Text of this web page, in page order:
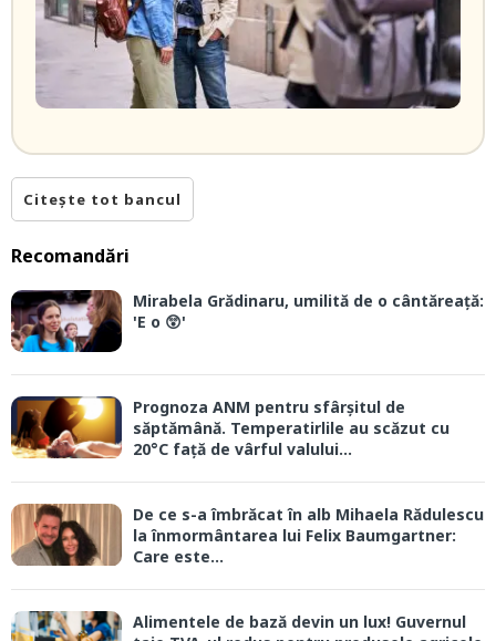
Citește tot bancul
Recomandări
Mirabela Grădinaru, umilită de o cântăreață:
'E o 😲'
Prognoza ANM pentru sfârșitul de
săptămână. Temperatirlile au scăzut cu
20°C față de vârful valului...
De ce s-a îmbrăcat în alb Mihaela Rădulescu
la înmormântarea lui Felix Baumgartner:
Care este...
Alimentele de bază devin un lux! Guvernul